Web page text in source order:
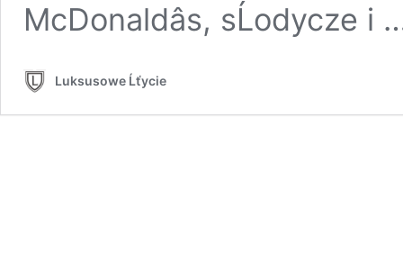
McDonaldâs, sĹodycze i
Luksusowe Ĺťycie